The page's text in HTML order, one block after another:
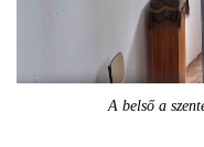
A belső a